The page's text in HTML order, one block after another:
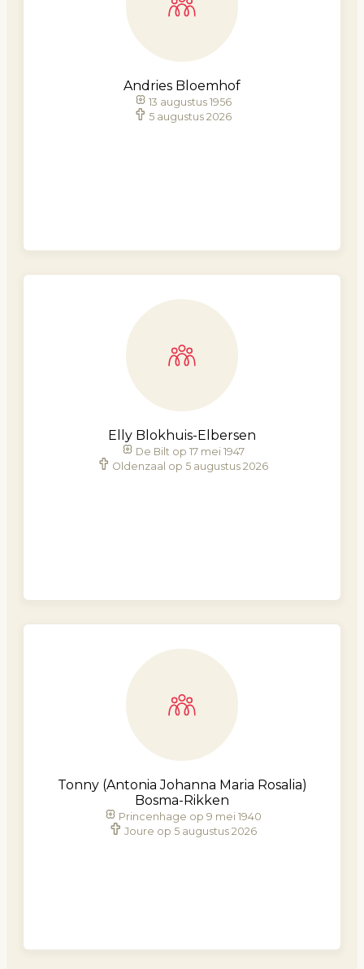
Andries Bloemhof
13 augustus 1956
5 augustus 2026
Elly Blokhuis-Elbersen
De Bilt op 17 mei 1947
Oldenzaal op 5 augustus 2026
Tonny (Antonia Johanna Maria Rosalia)
Bosma-Rikken
Princenhage op 9 mei 1940
Joure op 5 augustus 2026